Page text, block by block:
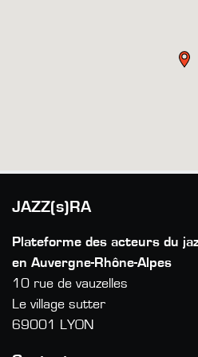
JAZZ(s)RA
Plateforme des acteurs du
en Auvergne-Rhône-Alpes
10 rue de vauzelles
Le village sutter
69001 LYON